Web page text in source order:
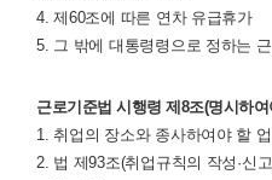
4. 제60조에 따른 연차 유급휴가
5. 그 밖에 대통령령으로 정하는
근로기준법 시행령 제8조(명시하
1. 취업의 장소와 종사하여야 할
2. 법 제93조(취업규칙의 작성·신